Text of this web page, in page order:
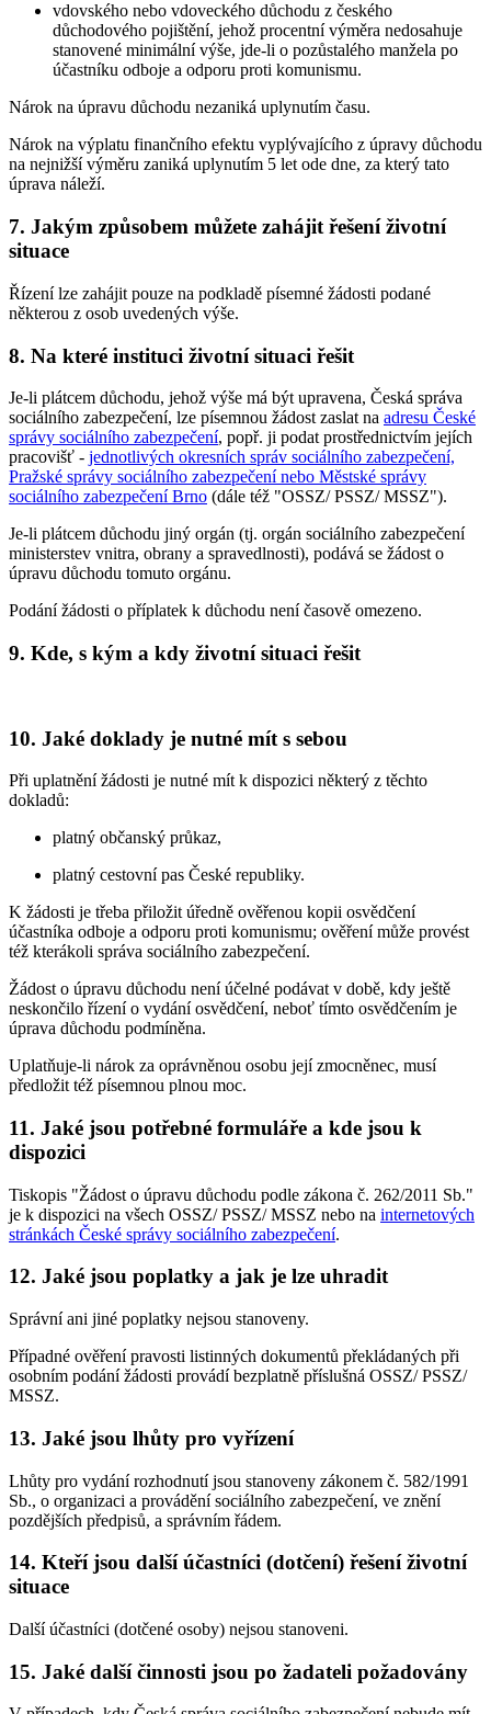
vdovského nebo vdoveckého důchodu z českého
důchodového pojištění, jehož procentní výměra nedosahuje
stanovené minimální výše, jde-li o pozůstalého manžela po
účastníku odboje a odporu proti komunismu.
Nárok na úpravu důchodu nezaniká uplynutím času.
Nárok na výplatu finančního efektu vyplývajícího z úpravy důchodu
na nejnižší výměru zaniká uplynutím 5 let ode dne, za který tato
úprava náleží.
7. Jakým způsobem můžete zahájit řešení životní
situace
Řízení lze zahájit pouze na podkladě písemné žádosti podané
některou z osob uvedených výše.
8. Na které instituci životní situaci řešit
Je-li plátcem důchodu, jehož výše má být upravena, Česká správa
sociálního zabezpečení, lze písemnou žádost zaslat na adresu České
správy sociálního zabezpečení, popř. ji podat prostřednictvím jejích
pracovišť - jednotlivých okresních správ sociálního zabezpečení,
Pražské správy sociálního zabezpečení nebo Městské správy
sociálního zabezpečení Brno (dále též "OSSZ/ PSSZ/ MSSZ").
Je-li plátcem důchodu jiný orgán (tj. orgán sociálního zabezpečení
ministerstev vnitra, obrany a spravedlnosti), podává se žádost o
úpravu důchodu tomuto orgánu.
Podání žádosti o příplatek k důchodu není časově omezeno.
9. Kde, s kým a kdy životní situaci řešit
10. Jaké doklady je nutné mít s sebou
Při uplatnění žádosti je nutné mít k dispozici některý z těchto
dokladů:
platný občanský průkaz,
platný cestovní pas České republiky.
K žádosti je třeba přiložit úředně ověřenou kopii osvědčení
účastníka odboje a odporu proti komunismu; ověření může provést
též kterákoli správa sociálního zabezpečení.
Žádost o úpravu důchodu není účelné podávat v době, kdy ještě
neskončilo řízení o vydání osvědčení, neboť tímto osvědčením je
úprava důchodu podmíněna.
Uplatňuje-li nárok za oprávněnou osobu její zmocněnec, musí
předložit též písemnou plnou moc.
11. Jaké jsou potřebné formuláře a kde jsou k
dispozici
Tiskopis "Žádost o úpravu důchodu podle zákona č. 262/2011 Sb."
je k dispozici na všech OSSZ/ PSSZ/ MSSZ nebo na internetových
stránkách České správy sociálního zabezpečení.
12. Jaké jsou poplatky a jak je lze uhradit
Správní ani jiné poplatky nejsou stanoveny.
Případné ověření pravosti listinných dokumentů překládaných při
osobním podání žádosti provádí bezplatně příslušná OSSZ/ PSSZ/
MSSZ.
13. Jaké jsou lhůty pro vyřízení
Lhůty pro vydání rozhodnutí jsou stanoveny zákonem č. 582/1991
Sb., o organizaci a provádění sociálního zabezpečení, ve znění
pozdějších předpisů, a správním řádem.
14. Kteří jsou další účastníci (dotčení) řešení životní
situace
Další účastníci (dotčené osoby) nejsou stanoveni.
15. Jaké další činnosti jsou po žadateli požadovány